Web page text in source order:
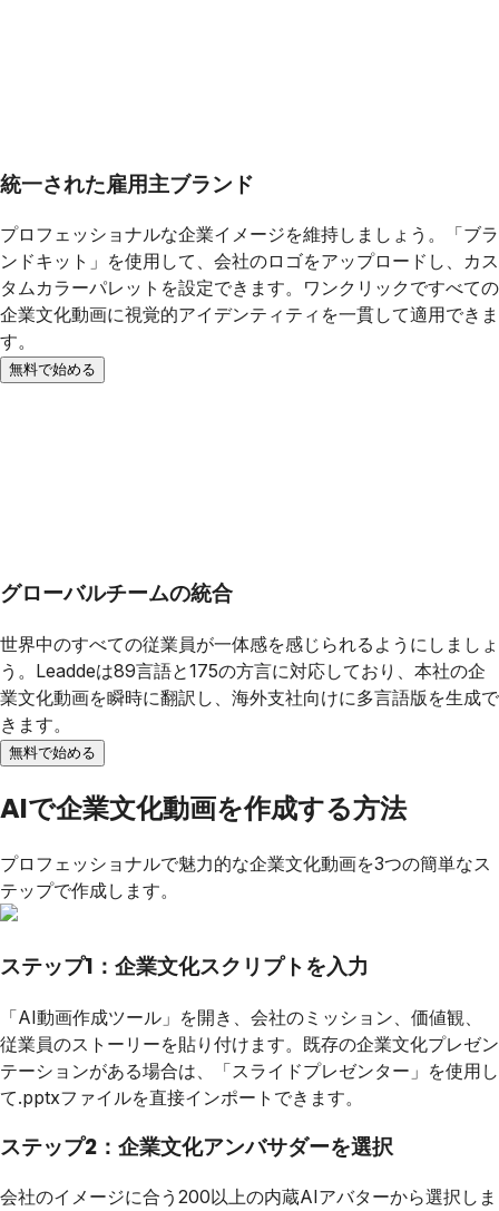
統一された雇用主ブランド
プロフェッショナルな企業イメージを維持しましょう。「ブラ
ンドキット」を使用して、会社のロゴをアップロードし、カス
タムカラーパレットを設定できます。ワンクリックですべての
企業文化動画に視覚的アイデンティティを一貫して適用できま
す。
無料で始める
グローバルチームの統合
世界中のすべての従業員が一体感を感じられるようにしましょ
う。Leaddeは89言語と175の方言に対応しており、本社の企
業文化動画を瞬時に翻訳し、海外支社向けに多言語版を生成で
きます。
無料で始める
AIで企業文化動画を作成する方法
プロフェッショナルで魅力的な企業文化動画を3つの簡単なス
テップで作成します。
ステップ1：企業文化スクリプトを入力
「AI動画作成ツール」を開き、会社のミッション、価値観、
従業員のストーリーを貼り付けます。既存の企業文化プレゼン
テーションがある場合は、「スライドプレゼンター」を使用し
て.pptxファイルを直接インポートできます。
ステップ2：企業文化アンバサダーを選択
会社のイメージに合う200以上の内蔵AIアバターから選択しま